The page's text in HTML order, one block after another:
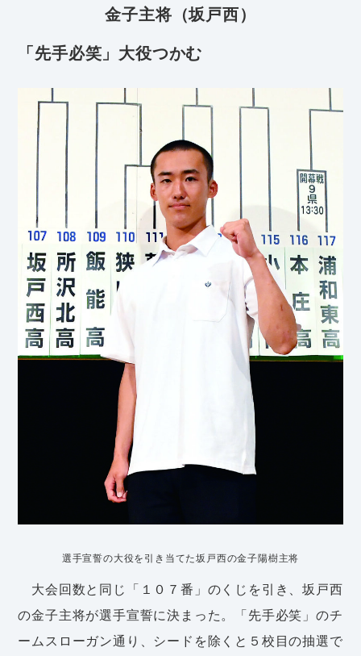
金子主将（坂戸西）
「先手必笑」大役つかむ
選手宣誓の大役を引き当てた坂戸西の金子陽樹主将
大会回数と同じ「１０７番」のくじを引き、坂戸西
の金子主将が選手宣誓に決まった。「先手必笑」のチ
ームスローガン通り、シードを除くと５校目の抽選で